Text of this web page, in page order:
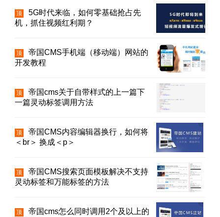
顶
5G时代来临，如何零基础抢占先
机，抓住视频红利期？
顶
帝国CMS手机端（移动端）网站的
开发教程
顶
帝国cms关于自带样式的上一篇下
一篇灵动标签调用方法
顶
帝国CMS内容编辑器换行，如何将
＜br＞ 换成＜p＞
顶
帝国CMS搜索页面模板解决不支持
灵动标签和万能标签的方法
顶
帝国cms怎么同时调用2个及以上的